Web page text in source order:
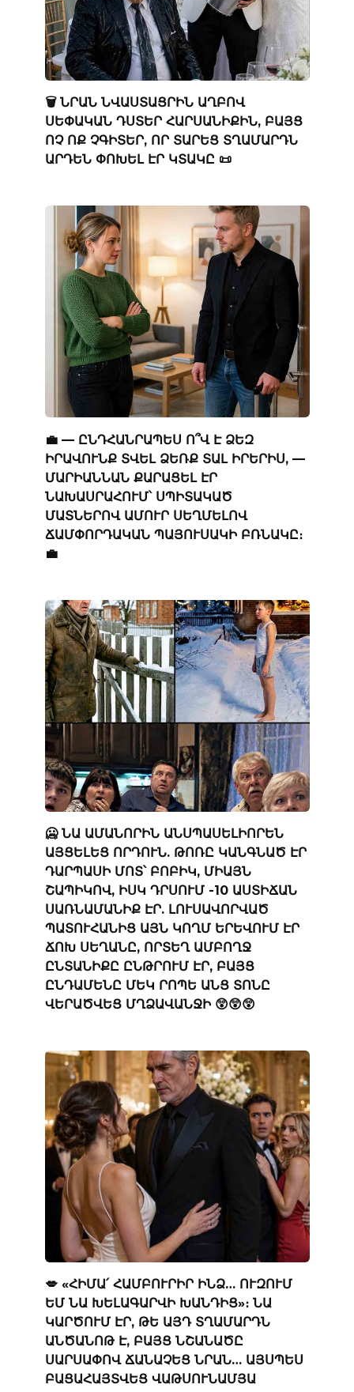
🗑️ ՆՐԱՆ ՆՎԱՍՏԱՑՐԻՆ ԱՂԲՈՎ
ՍԵՓԱԿԱՆ ԴՍՏԵՐ ՀԱՐՍԱՆԻՔԻՆ, ԲԱՅՑ
ՈՉ ՈՔ ՉԳԻՏԵՐ, ՈՐ ՏԱՐԵՑ ՏՂԱՄԱՐԴՆ
ԱՐԴԵՆ ՓՈԽԵԼ ԷՐ ԿՏԱԿԸ 📜
💼 — ԸՆԴՀԱՆՐԱՊԵՍ Ո՞Վ Է ՁԵԶ
ԻՐԱՎՈՒՆՔ ՏՎԵԼ ՁԵՌՔ ՏԱԼ ԻՐԵՐԻՍ, —
ՄԱՐԻԱՆՆԱՆ ՔԱՐԱՑԵԼ ԷՐ
ՆԱԽԱՍՐԱՀՈՒՄ՝ ՍՊԻՏԱԿԱԾ
ՄԱՏՆԵՐՈՎ ԱՄՈՒՐ ՍԵՂՄԵԼՈՎ
ՃԱՄՓՈՐԴԱԿԱՆ ՊԱՅՈՒՍԱԿԻ ԲՌՆԱԿԸ։
💼
🥶 ՆԱ ԱՄԱՆՈՐԻՆ ԱՆՍՊԱՍԵԼԻՈՐԵՆ
ԱՅՑԵԼԵՑ ՈՐԴՈՒՆ. ԹՈՌԸ ԿԱՆԳՆԱԾ ԷՐ
ԴԱՐՊԱՍԻ ՄՈՏ՝ ԲՈԲԻԿ, ՄԻԱՅՆ
ՇԱՊԻԿՈՎ, ԻՍԿ ԴՐՍՈՒՄ -10 ԱՍՏԻՃԱՆ
ՍԱՌՆԱՄԱՆԻՔ ԷՐ. ԼՈՒՍԱՎՈՐՎԱԾ
ՊԱՏՈՒՀԱՆԻՑ ԱՅՆ ԿՈՂՄ ԵՐԵՎՈՒՄ ԷՐ
ՃՈԽ ՍԵՂԱՆԸ, ՈՐՏԵՂ ԱՄԲՈՂՋ
ԸՆՏԱՆԻՔԸ ԸՆԹՐՈՒՄ ԷՐ, ԲԱՅՑ
ԸՆԴԱՄԵՆԸ ՄԵԿ ՐՈՊԵ ԱՆՑ ՏՈՆԸ
ՎԵՐԱԾՎԵՑ ՄՂՁԱՎԱՆՋԻ 😲😲😲
💋 «ՀԻՄԱ՛ ՀԱՄԲՈՒՐԻՐ ԻՆՁ… ՈՒԶՈՒՄ
ԵՄ ՆԱ ԽԵԼԱԳԱՐՎԻ ԽԱՆԴԻՑ»։ ՆԱ
ԿԱՐԾՈՒՄ ԷՐ, ԹԵ ԱՅԴ ՏՂԱՄԱՐԴՆ
ԱՆԾԱՆՈԹ Է, ԲԱՅՑ ՆՇԱՆԱԾԸ
ՍԱՐՍԱՓՈՎ ՃԱՆԱՉԵՑ ՆՐԱՆ… ԱՅՍՊԵՍ
ԲԱՑԱՀԱՅՏՎԵՑ ՎԱԹՍՈՒՆԱՄՅԱ